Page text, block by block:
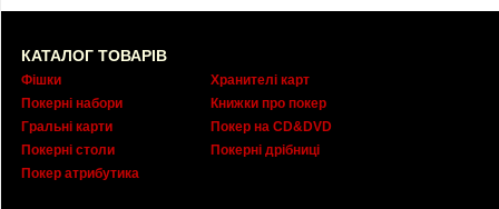
КАТАЛОГ ТОВАРІВ
Фішки
Покерні набори
Гральні карти
Покерні столи
Покер атрибутика
Хранителі карт
Книжки про покер
Покер на CD&DVD
Покерні дрібниці